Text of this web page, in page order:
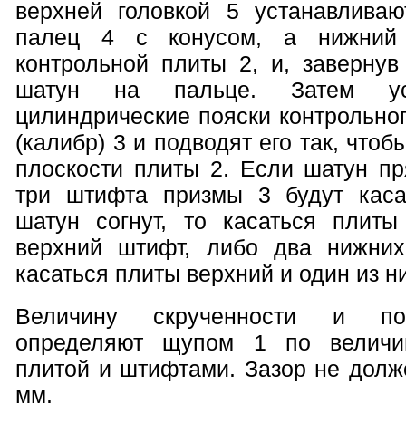
верхней головкой 5
палец 4 с конусом, а
контрольной плиты 2, и,
шатун на пальце. Затем
цилиндрические пояски
(калибр) 3 и подводят его так,
плоскости плиты 2. Если шатун
три штифта призмы 3 будут
шатун согнут, то касаться
верхний штифт, либо два
касаться плиты верхний и один из
Величину скрученности и
определяют щупом 1 по
плитой и штифтами. Зазор не
мм.